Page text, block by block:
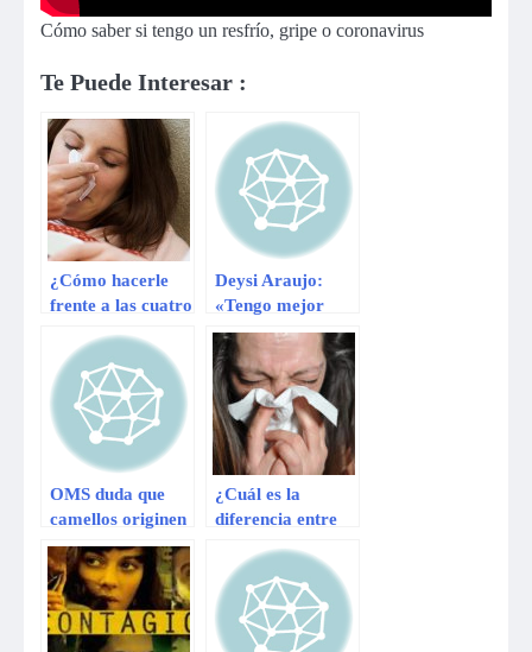
Cómo saber si tengo un resfrío, gripe o coronavirus
Te Puede Interesar :
¿Cómo hacerle
frente a las cuatro
más frecuentes en
este invierno?
Deysi Araujo:
«Tengo mejor
‘colita’ que Tilsa
Lozano»
OMS duda que
camellos originen
el coronavirus en
humanos
¿Cuál es la
diferencia entre
gripe, rinitis o
Covid-19?